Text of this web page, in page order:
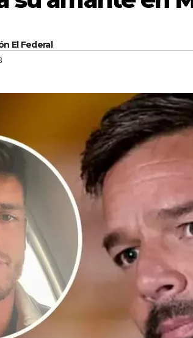
El Federal